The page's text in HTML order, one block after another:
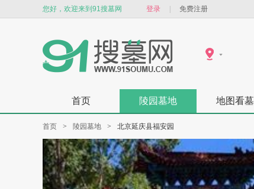
您好，欢迎来到91搜墓网 登录 免费注册
首页 陵园墓地 地图看墓
首页 > 陵园墓地 > 北京延庆县福安园